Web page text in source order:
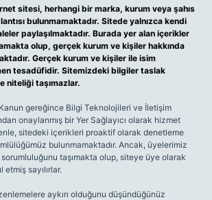
sitesi, herhangi bir marka, kurum veya şahıs
bulunmamaktadır. Sitede yalnızca kendi
paylaşılmaktadır. Burada yer alan içerikler
olup, gerçek kurum ve kişiler hakkında
Gerçek kurum ve kişiler ile isim
tesadüfidir. Sitemizdeki bilgiler taslak
niteliği taşımazlar.
Kanun gereğince Bilgi Teknolojileri ve İletişim
onaylanmış bir Yer Sağlayıcı olarak hizmet
sitedeki içerikleri proaktif olarak denetleme
bulunmamaktadır. Ancak, üyelerimiz
taşımakta olup, siteye üye olarak
sayılırlar.
aykırı olduğunu düşündüğünüz